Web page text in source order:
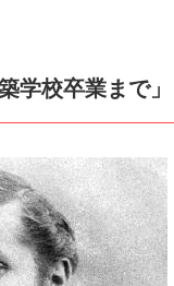
学校卒業まで」